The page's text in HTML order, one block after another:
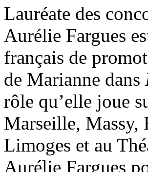
Lauréate des
Aurélie Fargues
français de
de Marianne dans
rôle qu’elle joue
Marseille, Massy,
Limoges et au
Aurélie Fargues